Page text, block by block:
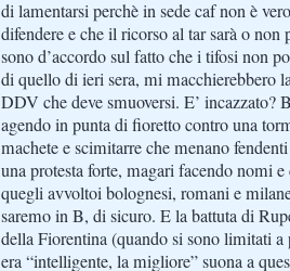
di lamentarsi perchè in sede caf non è
difendere e che il ricorso al tar sarà o
sono d’accordo sul fatto che i tifosi non
di quello di ieri sera, mi macchierebbero
DDV che deve smuoversi. E’ incazzato?
agendo in punta di fioretto contro una
machete e scimitarre che menano
una protesta forte, magari facendo nomi
quegli avvoltoi bolognesi, romani e
saremo in B, di sicuro. E la battuta di
della Fiorentina (quando si sono limitati a
era “intelligente, la migliore” suona a